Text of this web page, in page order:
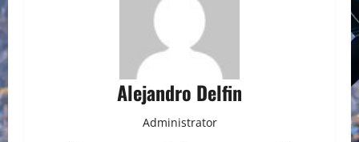
Alejandro Delfin
Administrator